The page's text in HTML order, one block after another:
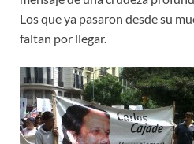
Los que ya pasaron desde su
faltan por llegar.